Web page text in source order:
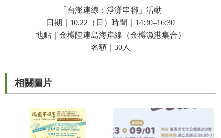
導
「台澎連線：淨灘串聯」活動
日期｜ 10.22 （日）時間｜ 14:30–16:30
地點｜金樽陸連島海岸線（金樽漁港集合）
名額｜ 30 人
相關圖片